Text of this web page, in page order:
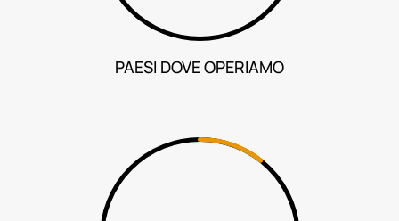
PAESI DOVE OPERIAMO